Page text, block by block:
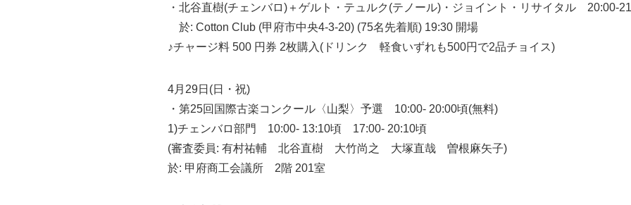
・北谷直樹(チェンバロ)＋ゲルト・テュルク(テノール)・ジョイント・リサイタル 20:00-
於: Cotton Club (甲府市中央4-3-20) (75名先着順) 19:30 開場
♪チャージ料 500 円券 2枚購入(ドリンク 軽食いずれも500円で2品チョイス)
4月29日(日・祝)
・第25回国際古楽コンクール〈山梨〉予選 10:00- 20:00頃(無料)
1)チェンバロ部門 10:00- 13:10頃 17:00- 20:10頃
(審査委員: 有村祐輔 北谷直樹 大竹尚之 大塚直哉 曽根麻矢子)
於: 甲府商工会議所 2階 201室